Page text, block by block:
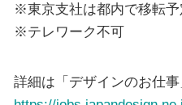
※東京支社は都内で移転予
※テレワーク不可
詳細は「デザインのお仕